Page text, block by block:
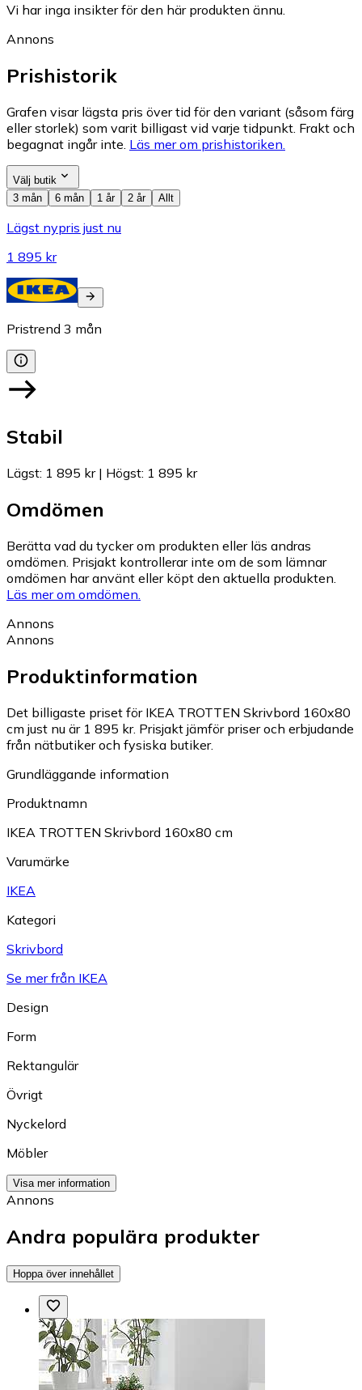
Vi har inga insikter för den här produkten ännu.
Annons
Prishistorik
Grafen visar lägsta pris över tid för den variant (såsom färg
eller storlek) som varit billigast vid varje tidpunkt. Frakt och
begagnat ingår inte. Läs mer om prishistoriken.
Välj butik
3 mån
6 mån 1 år 2 år Allt
Lägst nypris just nu
1 895 kr
Pristrend 3 mån
Stabil
Lägst: 1 895 kr| Högst: 1 895 kr
Omdömen
Berätta vad du tycker om produkten eller läs andras
omdömen. Prisjakt kontrollerar inte om de som lämnar
omdömen har använt eller köpt den aktuella produkten.
Läs mer om omdömen.
Annons
Annons
Produktinformation
Det billigaste priset för IKEA TROTTEN Skrivbord 160x80
cm just nu är 1 895 kr. Prisjakt jämför priser och erbjudande
från nätbutiker och fysiska butiker.
Grundläggande information
Produktnamn
IKEA TROTTEN Skrivbord 160x80 cm
Varumärke
IKEA
Kategori
Skrivbord
Se mer från IKEA
Design
Form
Rektangulär
Övrigt
Nyckelord
Möbler
Visa mer information
Annons
Andra populära produkter
Hoppa över innehållet